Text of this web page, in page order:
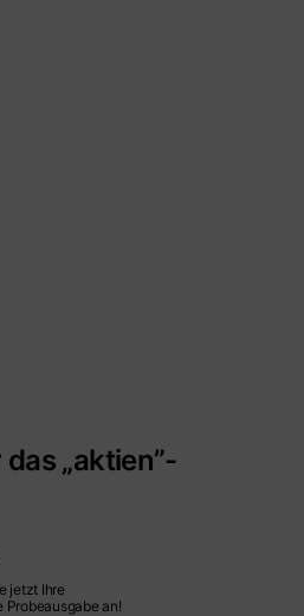
„aktien”-
jetzt Ihre
Probeausgabe an!